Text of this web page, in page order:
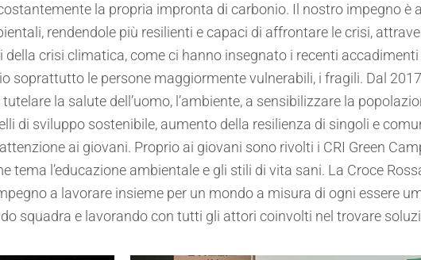
la propria impronta di carbonio. Il nostro impegno è
rendendole più resilienti e capaci di affrontare le crisi,
crisi climatica, come ci hanno insegnato i recenti
le persone maggiormente vulnerabili, i fragili. Dal
la salute dell’uomo, l’ambiente, a sensibilizzare la
di sviluppo sostenibile, aumento della resilienza di singoli e
ai giovani. Proprio ai giovani sono rivolti i CRI Green
tema l’educazione ambientale e gli stili di vita sani. La Croce
a lavorare insieme per un mondo a misura di ogni essere
squadra e lavorando con tutti gli attori coinvolti nel trovare